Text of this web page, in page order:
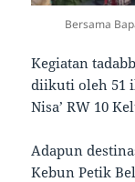
Bersama
Kegiatan
diikuti oleh 51
Nisa’ RW 10
Adapun
Kebun Petik